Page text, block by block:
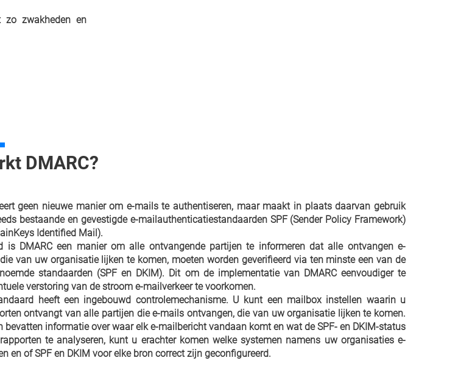
zo zwakheden en
DMARC?
geen nieuwe manier om e-mails te authentiseren, maar maakt in plaats daarvan gebruik
bestaande en gevestigde e-mailauthenticatiestandaarden SPF (Sender Policy Framework)
Identified Mail).
is DMARC een manier om alle ontvangende partijen te informeren dat alle ontvangen e-
van uw organisatie lijken te komen, moeten worden geverifieerd via ten minste een van de
standaarden (SPF en DKIM). Dit om de implementatie van DMARC eenvoudiger te
verstoring van de stroom e-mailverkeer te voorkomen.
heeft een ingebouwd controlemechanisme. U kunt een mailbox instellen waarin u
ontvangt van alle partijen die e-mails ontvangen, die van uw organisatie lijken te komen.
bevatten informatie over waar elk e-mailbericht vandaan komt en wat de SPF- en DKIM-status
te analyseren, kunt u erachter komen welke systemen namens uw organisaties e-
en of SPF en DKIM voor elke bron correct zijn geconfigureerd.